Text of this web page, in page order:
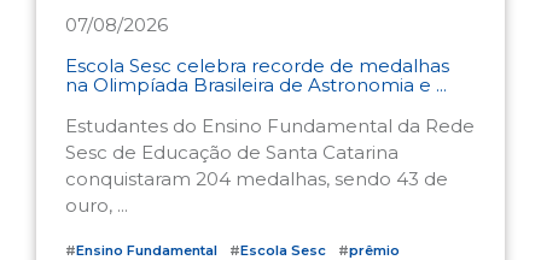
07/08/2026
Escola Sesc celebra recorde de medalhas
na Olimpíada Brasileira de Astronomia e ...
Estudantes do Ensino Fundamental da Rede
Sesc de Educação de Santa Catarina
conquistaram 204 medalhas, sendo 43 de
ouro, ...
#Ensino Fundamental #Escola Sesc #prêmio